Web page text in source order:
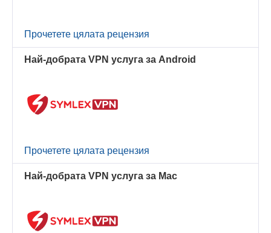
Прочетете цялата рецензия
Най-добрата VPN услуга за Android
Прочетете цялата рецензия
Най-добрата VPN услуга за Mac